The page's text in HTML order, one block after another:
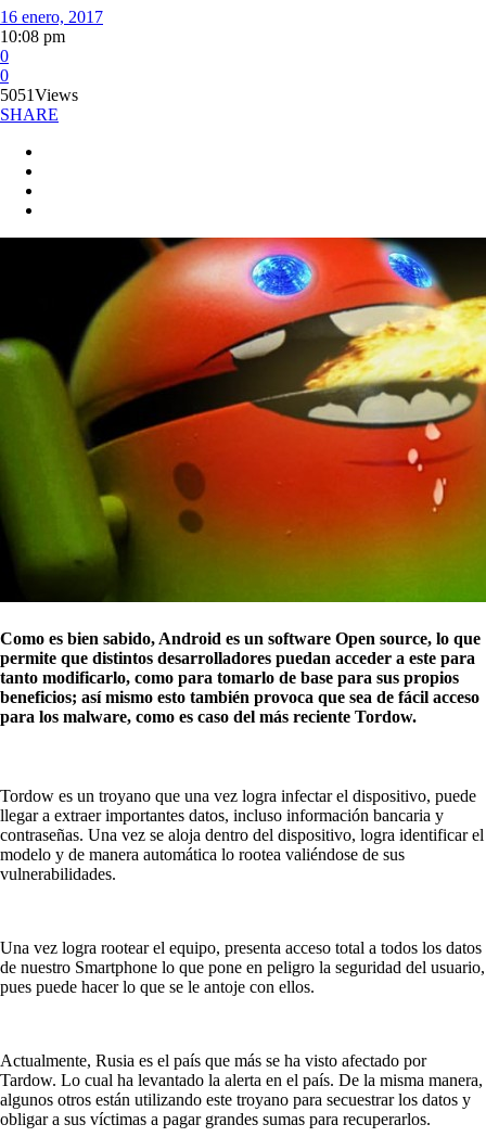
16 enero, 2017
10:08 pm
0
0
5051Views
SHARE
Como es bien sabido, Android es un software Open source, lo que
permite que distintos desarrolladores puedan acceder a este para
tanto modificarlo, como para tomarlo de base para sus propios
beneficios; así mismo esto también provoca que sea de fácil acceso
para los malware, como es caso del más reciente Tordow.
Tordow es un troyano que una vez logra infectar el dispositivo, puede
llegar a extraer importantes datos, incluso información bancaria y
contraseñas. Una vez se aloja dentro del dispositivo, logra identificar el
modelo y de manera automática lo rootea valiéndose de sus
vulnerabilidades.
Una vez logra rootear el equipo, presenta acceso total a todos los datos
de nuestro Smartphone lo que pone en peligro la seguridad del usuario,
pues puede hacer lo que se le antoje con ellos.
Actualmente, Rusia es el país que más se ha visto afectado por
Tardow. Lo cual ha levantado la alerta en el país. De la misma manera,
algunos otros están utilizando este troyano para secuestrar los datos y
obligar a sus víctimas a pagar grandes sumas para recuperarlos.